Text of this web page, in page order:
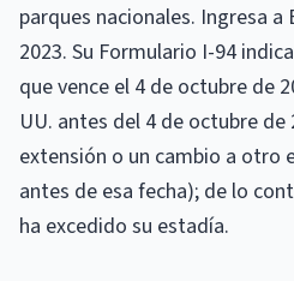
parques nacionales. Ingresa a
2023. Su Formulario I-94
que vence el 4 de octubre de
UU. antes del 4 de octubre
extensión o un cambio a otro
antes de esa fecha); de lo
ha excedido su estadía.